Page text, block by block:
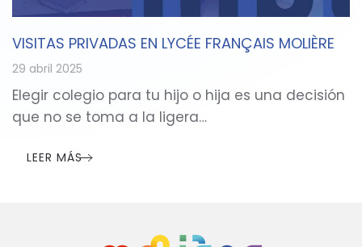
VISITAS PRIVADAS EN LYCÉE FRANÇAIS MOLIÈRE
29 abril 2025
Elegir colegio para tu hijo o hija es una decisión
que no se toma a la ligera…
LEER MÁS